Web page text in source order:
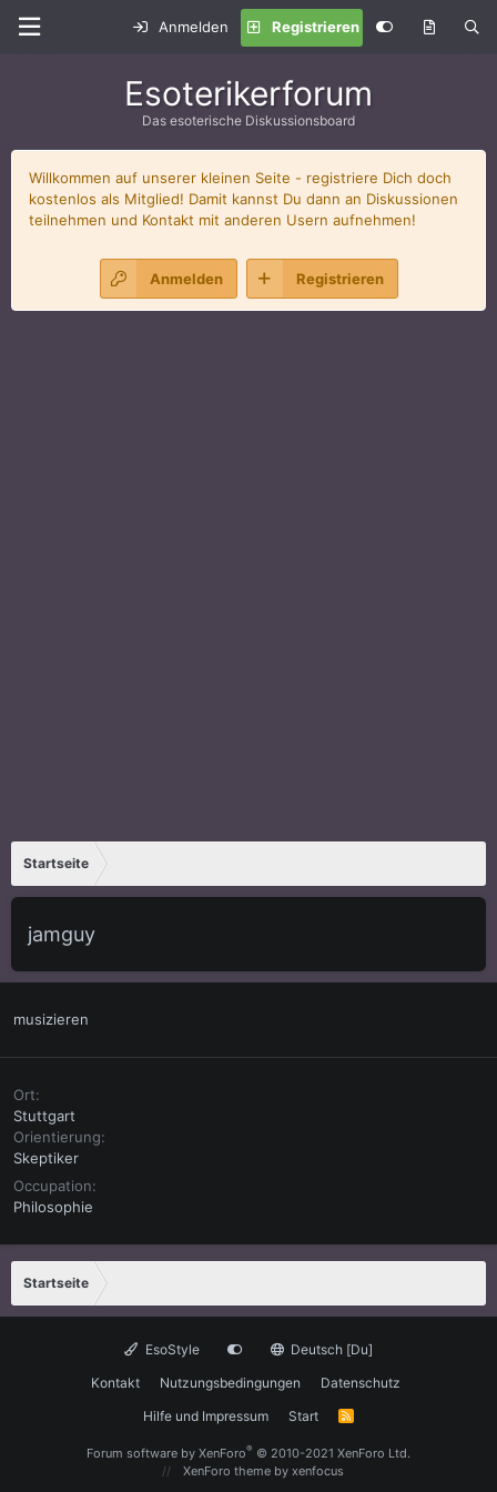
Anmelden Registrieren
Esoterikerforum
Das esoterische Diskussionsboard
Willkommen auf unserer kleinen Seite - registriere Dich doch
kostenlos als Mitglied! Damit kannst Du dann an Diskussionen
teilnehmen und Kontakt mit anderen Usern aufnehmen!
Anmelden Registrieren
Startseite
jamguy
musizieren
Ort
Stuttgart
Orientierung
Skeptiker
Occupation
Philosophie
Startseite
EsoStyle
Deutsch [Du]
Kontakt
Nutzungsbedingungen
Datenschutz
Hilfe und Impressum
Start
R
Forum software by XenForo® © 2010-2021 XenForo Ltd.
XenForo theme by xenfocus